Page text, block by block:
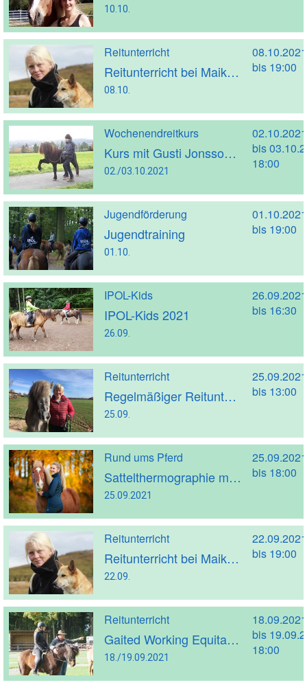
10.10.
Reitunterricht
Reitunterricht bei Maike Morbach
08.10.
bis 19:00
Wochenendreitkurs
Kurs mit Gusti Jonsson + Nachbericht + Bilder
02./03.10.2021
bis
18:00
Jugendförderung
Jugendtraining
01.10.
bis 19:00
IPOL-Kids
IPOL-Kids 2021
26.09.
bis 16:30
Reitunterricht
Regelmäßiger Reitunterricht mit Kathrin Strakeljahn (Trainer A)
25.09.
bis 13:00
Rund ums Pferd
Sattelthermographie mit Babs Dieckmann
25.09.2021
bis 18:00
Reitunterricht
Reitunterricht bei Maike Morbach
22.09.
bis 19:00
Reitunterricht
Gaited Working Equitation Kurs mit Stephan Vierhaus
18./19.09.2021
bis
18:00